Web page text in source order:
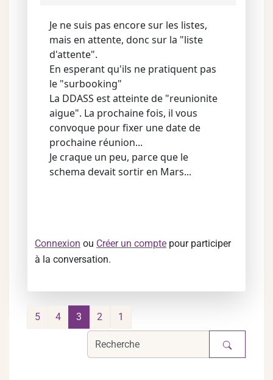
Je ne suis pas encore sur les listes,
mais en attente, donc sur la "liste
d'attente".
En esperant qu'ils ne pratiquent pas
le "surbooking"
La DDASS est atteinte de "reunionite
aigue". La prochaine fois, il vous
convoque pour fixer une date de
prochaine réunion...
Je craque un peu, parce que le
schema devait sortir en Mars...
Connexion ou Créer un compte pour participer
à la conversation.
1
2
3
4
5